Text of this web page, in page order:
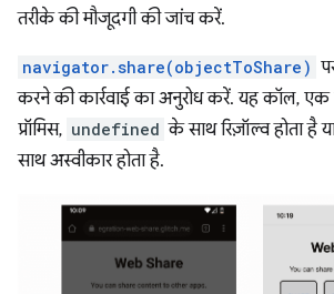
तरीके की मौजूदगी की जांच करें.
navigator.share(objectToShare)
करने की कार्रवाई का अनुरोध करें. यह कॉल, एक
प्रॉमिस, undefined के साथ रिज़ॉल्व होता है
साथ अस्वीकार होता है.